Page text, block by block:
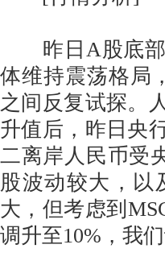
昨日A股底部
体维持震荡格局
之间反复试探。
升值后，昨日央
二离岸人民币受
股波动较大，以
大，但考虑到
调升至10%，我